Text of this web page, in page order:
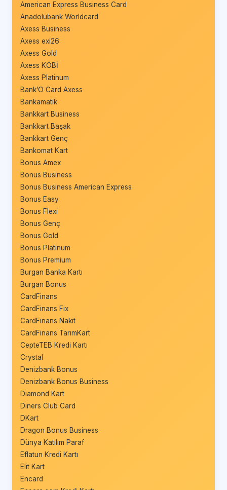
American Express Business Card
Anadolubank Worldcard
Axess Business
Axess exi26
Axess Gold
Axess KOBİ
Axess Platinum
Bank’O Card Axess
Bankamatik
Bankkart Business
Bankkart Başak
Bankkart Genç
Bankomat Kart
Bonus Amex
Bonus Business
Bonus Business American Express
Bonus Easy
Bonus Flexi
Bonus Genç
Bonus Gold
Bonus Platinum
Bonus Premium
Burgan Banka Kartı
Burgan Bonus
CardFinans
CardFinans Fix
CardFinans Nakit
CardFinans TarımKart
CepteTEB Kredi Kartı
Crystal
Denizbank Bonus
Denizbank Bonus Business
Diamond Kart
Diners Club Card
DKart
Dragon Bonus Business
Dünya Katılım Paraf
Eflatun Kredi Kartı
Elit Kart
Encard